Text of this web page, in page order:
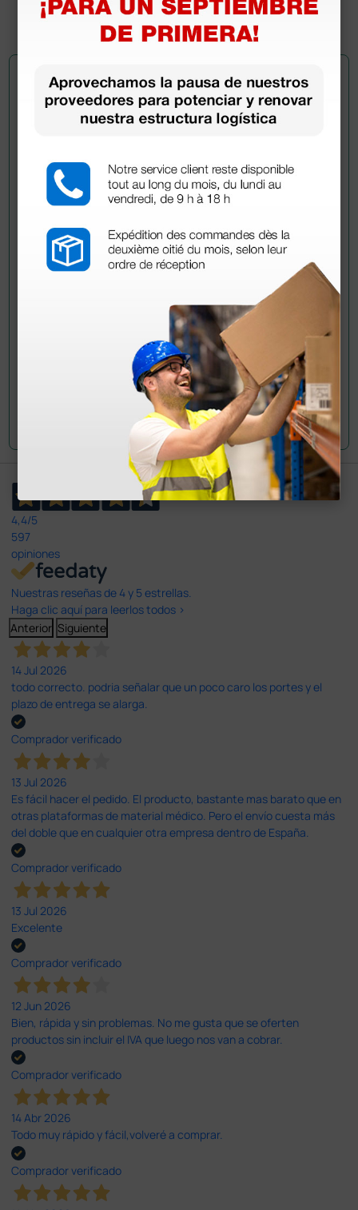
1 ud.
Pregúntale a un colega
¿Todavía tienes alguna duda? ¿Necesitas más
información?
Envía ahora mismo tu pregunta a los colegas que ya
Envía tu pregunta
4,4/5
597
opiniones
Nuestras reseñas de 4 y 5 estrellas.
Haga clic aquí para leerlos todos >
Anterior Siguiente
14 Jul 2026
todo correcto. podria señalar que un poco caro los portes y el
plazo de entrega se alarga.
Comprador verificado
13 Jul 2026
Es fácil hacer el pedido. El producto, bastante mas barato que en
otras plataformas de material médico. Pero el envío cuesta más
del doble que en cualquier otra empresa dentro de España.
Comprador verificado
13 Jul 2026
Excelente
Comprador verificado
12 Jun 2026
Bien, rápida y sin problemas. No me gusta que se oferten
productos sin incluir el IVA que luego nos van a cobrar.
Comprador verificado
14 Abr 2026
Todo muy rápido y fácil,volveré a comprar.
Comprador verificado